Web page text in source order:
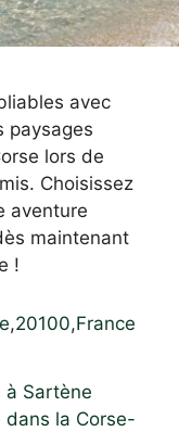
avec
paysages
lors de
Choisissez
aventure
maintenant
!
,20100,France
Sartène
la Corse-